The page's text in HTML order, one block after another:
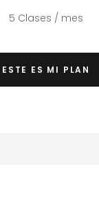
5 Clases / mes
ESTE ES MI PLAN